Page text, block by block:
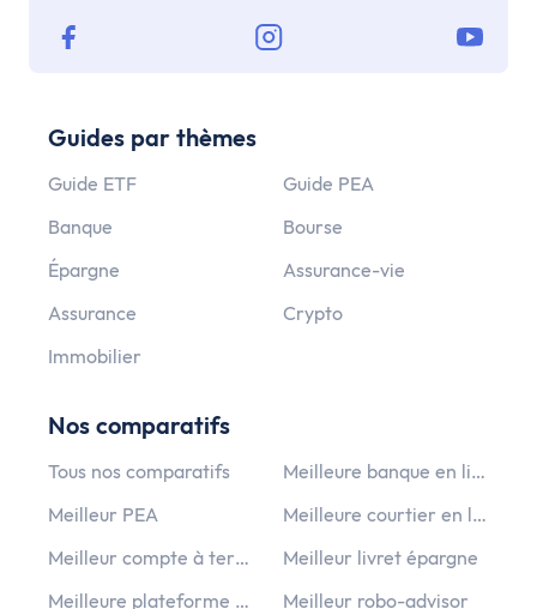
Guides par thèmes
Guide ETF
Guide PEA
Banque
Bourse
Épargne
Assurance-vie
Assurance
Crypto
Immobilier
Nos comparatifs
Tous nos comparatifs
Meilleure banque en ligne
Meilleur PEA
Meilleure courtier en ligne
Meilleur compte à terme
Meilleur livret épargne
Meilleure plateforme crypto monnaie
Meilleur robo-advisor